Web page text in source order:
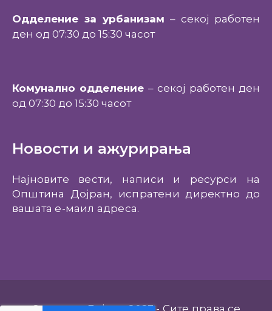
Одделение за урбанизам – секој работен
ден од 07:30 до 15:30 часот
Комунално одделение – секој работен ден
од 07:30 до 15:30 часот
Новости и ажурирања
Најновите вести, написи и ресурси на
Општина Дојран, испратени директно до
вашата е-маил адреса.
Општина Дојран 2023 - Сите права се